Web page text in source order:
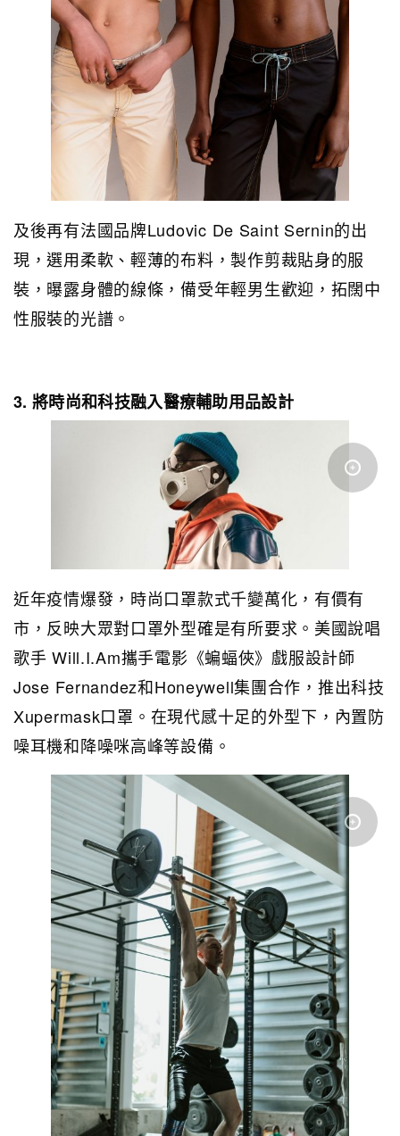
及後再有法國品牌Ludovic De Saint Sernin的出
現，選用柔軟、輕薄的布料，製作剪裁貼身的服
裝，曝露身體的線條，備受年輕男生歡迎，拓闊中
性服裝的光譜。
3. 將時尚和科技融入醫療輔助用品設計
近年疫情爆發，時尚口罩款式千變萬化，有價有
市，反映大眾對口罩外型確是有所要求。美國說唱
歌手 Will.I.Am攜手電影《蝙蝠俠》戲服設計師
Jose Fernandez和Honeywell集團合作，推出科技
Xupermask口罩。在現代感十足的外型下，內置防
噪耳機和降噪咪高峰等設備。